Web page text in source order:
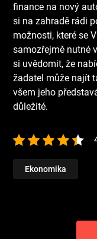
finance na nový
si na zahradě rádi
možnosti, které se
samozřejmě nutné
si uvědomit, že
žadatel může najít
všem jeho
důležité.
Ekonomika
Navigace